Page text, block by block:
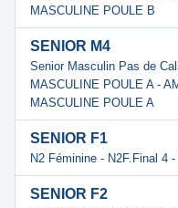
MASCULINE POULE B
SENIOR M4
Senior Masculin Pas de
MASCULINE POULE A -
MASCULINE POULE A
SENIOR F1
N2 Féminine - N2F.Final 4
SENIOR F2